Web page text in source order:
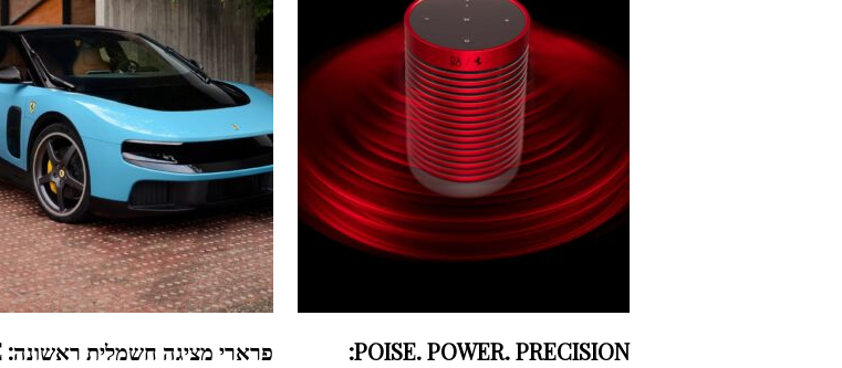
פרארי מציגה חשמלית ראשונה: LUCE
POISE. POWER. PRECISION: